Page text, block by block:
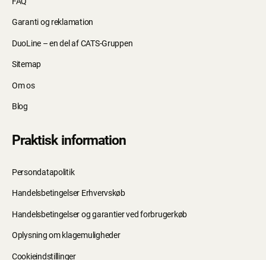
Garanti og reklamation
DuoLine – en del af CATS-Gruppen
Sitemap
Om os
Blog
Praktisk information
Persondatapolitik
Handelsbetingelser Erhvervskøb
Handelsbetingelser og garantier ved forbrugerkøb
Oplysning om klagemuligheder
Cookieindstillinger